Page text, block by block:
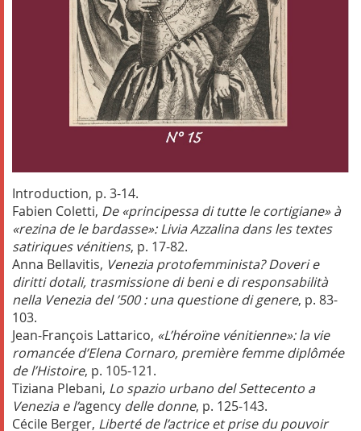
Introduction, p. 3-14.
Fabien Coletti, De «principessa di tutte le cortigiane» à
«rezina de le bardasse»: Livia Azzalina dans les textes
satiriques vénitiens, p. 17-82.
Anna Bellavitis, Venezia protofemminista? Doveri e
diritti dotali, trasmissione di beni e di responsabilità
nella Venezia del ’500 : una questione di genere, p. 83-
103.
Jean-François Lattarico, «L’héroïne vénitienne»: la vie
romancée d’Elena Cornaro, première femme diplômée
de l’Histoire, p. 105-121.
Tiziana Plebani, Lo spazio urbano del Settecento a
Venezia e l’agency delle donne, p. 125-143.
Cécile Berger, Liberté de l’actrice et prise du pouvoir